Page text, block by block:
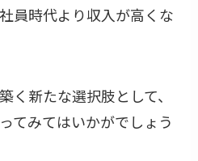
員時代より収入が高くな
く新たな選択肢として、
てみてはいかがでしょう